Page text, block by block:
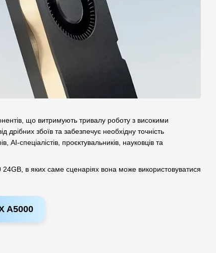
що витримують тривалу роботу з високими
збоїв та забезпечує необхідну точність
спеціалістів, проєктувальників, науковців та
в яких саме сценаріях вона може використовуватися
A5000